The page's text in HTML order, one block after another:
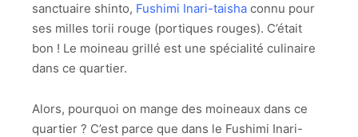
sanctuaire shinto, Fushimi Inari-taisha connu pour
ses milles torii rouge (portiques rouges). C’était
bon ! Le moineau grillé est une spécialité culinaire
dans ce quartier.
Alors, pourquoi on mange des moineaux dans ce
quartier ? C’est parce que dans le Fushimi Inari-